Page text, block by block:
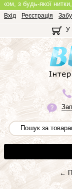
з будь-якої нитки,
Вхід Реєстрація
У
←